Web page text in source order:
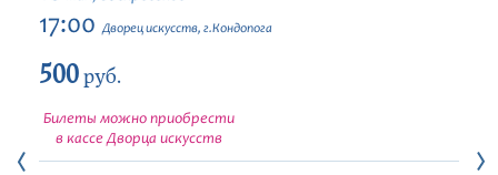
Контакты
17:00 Дворец искусств, г.Кондопога
500руб.
Билеты можно приобрести
в кассе Дворца искусств